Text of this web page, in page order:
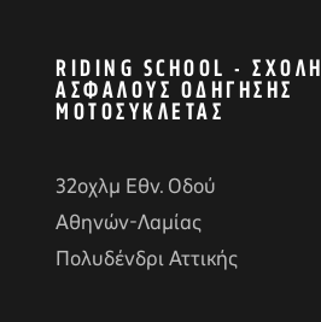
RIDING SCHOOL - ΣΧΟΛΉ
ΑΣΦΑΛΟΎΣ ΟΔΉΓΗΣΗΣ
ΜΟΤΟΣΥΚΛΈΤΑΣ
32οχλμ Εθν. Οδού
Αθηνών-Λαμίας
Πολυδένδρι Αττικής